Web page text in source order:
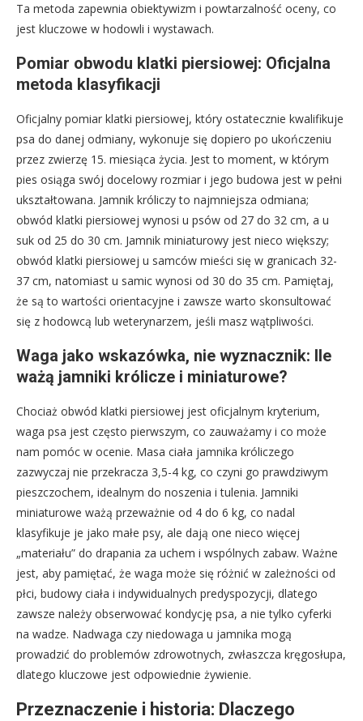
Ta metoda zapewnia obiektywizm i powtarzalność oceny, co
jest kluczowe w hodowli i wystawach.
Pomiar obwodu klatki piersiowej: Oficjalna
metoda klasyfikacji
Oficjalny pomiar klatki piersiowej, który ostatecznie kwalifikuje
psa do danej odmiany, wykonuje się dopiero po ukończeniu
przez zwierzę 15. miesiąca życia. Jest to moment, w którym
pies osiąga swój docelowy rozmiar i jego budowa jest w pełni
ukształtowana. Jamnik króliczy to najmniejsza odmiana;
obwód klatki piersiowej wynosi u psów od 27 do 32 cm, a u
suk od 25 do 30 cm. Jamnik miniaturowy jest nieco większy;
obwód klatki piersiowej u samców mieści się w granicach 32-
37 cm, natomiast u samic wynosi od 30 do 35 cm. Pamiętaj,
że są to wartości orientacyjne i zawsze warto skonsultować
się z hodowcą lub weterynarzem, jeśli masz wątpliwości.
Waga jako wskazówka, nie wyznacznik: Ile
ważą jamniki królicze i miniaturowe?
Chociaż obwód klatki piersiowej jest oficjalnym kryterium,
waga psa jest często pierwszym, co zauważamy i co może
nam pomóc w ocenie. Masa ciała jamnika króliczego
zazwyczaj nie przekracza 3,5-4 kg, co czyni go prawdziwym
pieszczochem, idealnym do noszenia i tulenia. Jamniki
miniaturowe ważą przeważnie od 4 do 6 kg, co nadal
klasyfikuje je jako małe psy, ale dają one nieco więcej
„materiału” do drapania za uchem i wspólnych zabaw. Ważne
jest, aby pamiętać, że waga może się różnić w zależności od
płci, budowy ciała i indywidualnych predyspozycji, dlatego
zawsze należy obserwować kondycję psa, a nie tylko cyferki
na wadze. Nadwaga czy niedowaga u jamnika mogą
prowadzić do problemów zdrowotnych, zwłaszcza kręgosłupa,
dlatego kluczowe jest odpowiednie żywienie.
Przeznaczenie i historia: Dlaczego